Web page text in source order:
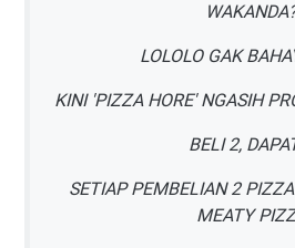
LOLOLO GAK
KINI 'PIZZA HORE' NGASIH
BELI 2,
SETIAP PEMBELIAN 2
MEATY